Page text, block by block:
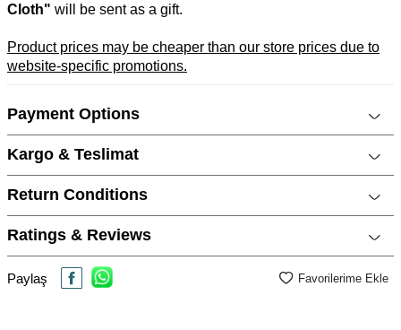
Cloth" will be sent as a gift.
Product prices may be cheaper than our store prices due to
website-specific promotions.
Cinsiyet
Metal Cinsi
Kategori El Aynası
Materyal Rengi
Payment Options
Kargo & Teslimat
Return Conditions
Ratings & Reviews
Paylaş Favorilerime Ekle